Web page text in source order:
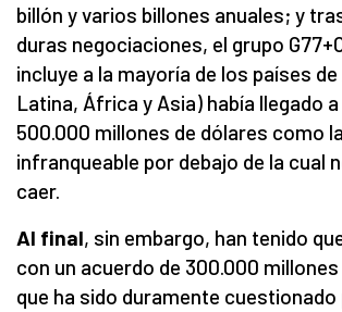
billón y varios billones anuales; y
duras negociaciones, el grupo
incluye a la mayoría de los países
Latina, África y Asia) había llegado
500.000 millones de dólares como
infranqueable por debajo de la cual
caer.
Al final, sin embargo, han tenido
con un acuerdo de 300.000
que ha sido duramente cuestionado